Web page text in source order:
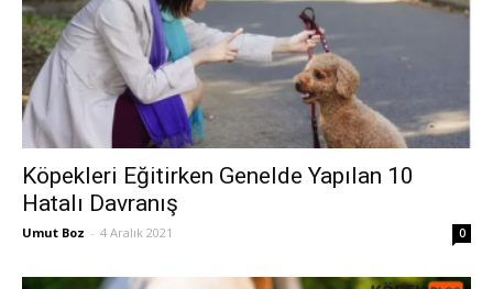
Köpekleri Eğitirken Genelde Yapılan 10
Hatalı Davranış
Umut Boz - 4 Aralık 2021 0